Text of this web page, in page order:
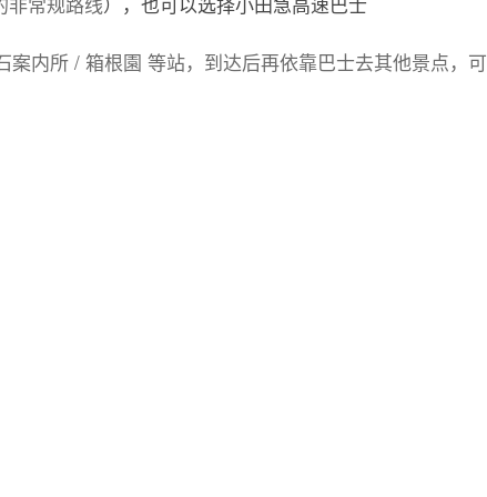
案内所 / 箱根園 等站，到达后再依靠巴士去其他景点，可